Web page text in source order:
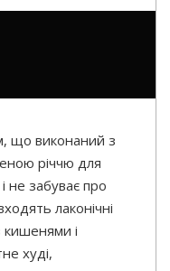
що виконаний з
річчю для
не забуває про
лаконічні
і
худі,